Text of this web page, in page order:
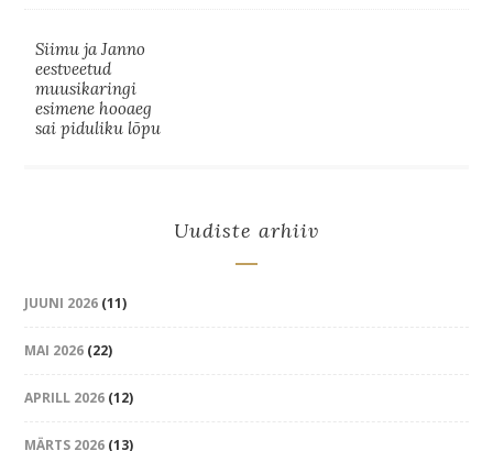
Siimu ja Janno
eestveetud
muusikaringi
esimene hooaeg
sai piduliku lõpu
Uudiste arhiiv
JUUNI 2026 (11)
MAI 2026 (22)
APRILL 2026 (12)
MÄRTS 2026 (13)